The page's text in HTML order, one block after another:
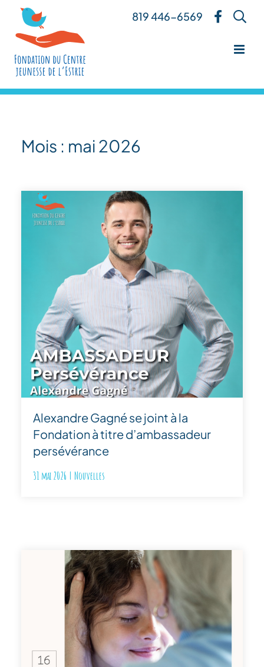
Skip
content
819 446-6569
Mois : mai 2026
Alexandre Gagné se joint à la
Fondation à titre d’ambassadeur
persévérance
31 mai 2026 | Nouvelles